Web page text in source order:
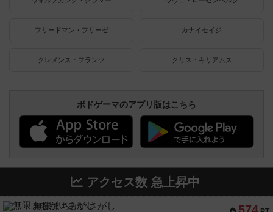
フリードマン・フリーゼ カナイセイジ
クレメンス・フランツ クリス・キリアムス
ボドゲーマのアプリ版はこちら
アクセス数 急上昇中
無限まちがいさがし